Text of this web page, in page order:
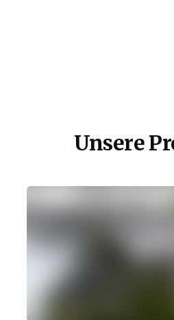
Unsere